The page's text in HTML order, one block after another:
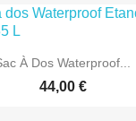
À Dos Waterproof...
44,00 €